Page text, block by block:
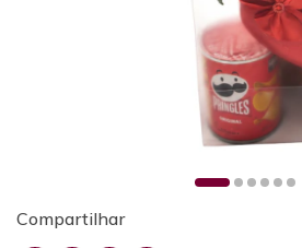
Compartilhar